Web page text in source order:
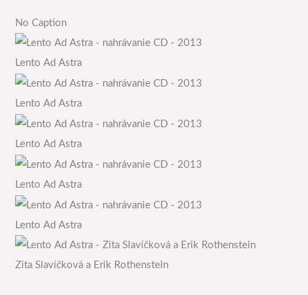
No Caption
Lento Ad Astra
Lento Ad Astra
Lento Ad Astra
Lento Ad Astra
Lento Ad Astra
Zita Slavíčková a Erik Rothenstein